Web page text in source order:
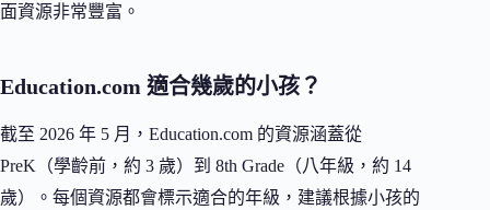
面資源非常豐富。
Education.com 適合幾歲的小孩？
截至 2026 年 5 月，Education.com 的資源涵蓋從
PreK（學齡前，約 3 歲）到 8th Grade（八年級，約 14
歲）。每個資源都會標示適合的年級，建議根據小孩的